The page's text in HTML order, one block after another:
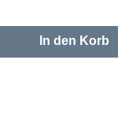
In den Korb